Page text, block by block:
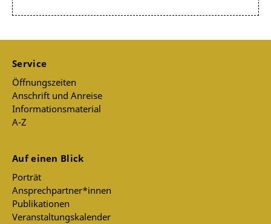
Service
Öffnungszeiten
Anschrift und Anreise
Informationsmaterial
A-Z
Auf einen Blick
Porträt
Ansprechpartner*innen
Publikationen
Veranstaltungskalender